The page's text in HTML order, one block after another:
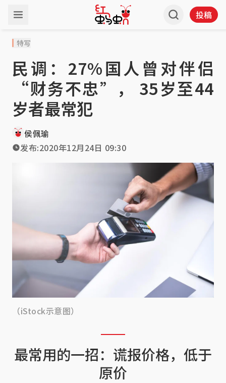
投稿
特写
民调：27%国人曾对伴侣
“财务不忠”， 35岁至44
岁者最常犯
侯佩瑜
发布:2020年12月24日 09:30
（iStock示意图）
最常用的一招：谎报价格，低于
原价